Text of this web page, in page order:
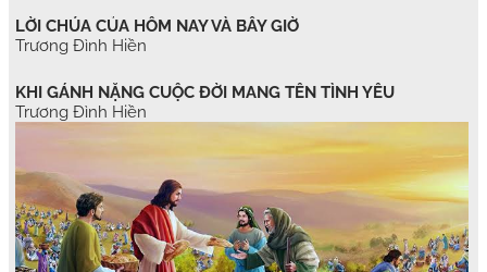
LỜI CHÚA CỦA HÔM NAY VÀ BÂY GIỜ
Trương Đình Hiền
KHI GÁNH NẶNG CUỘC ĐỜI MANG TÊN TÌNH YÊU
Trương Đình Hiền